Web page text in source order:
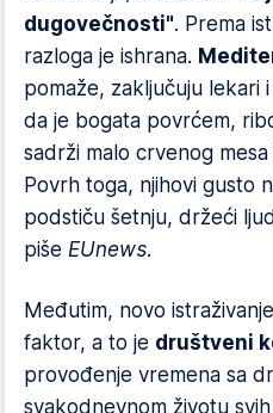
dugovečnosti". Prema
razloga je ishrana.
pomaže, zaključuju lekari
da je bogata povrćem,
sadrži malo crvenog
Povrh toga, njihovi gusto
podstiču šetnju, držeći
piše EUnews.
Međutim, novo
faktor, a to je društveni
provođenje vremena sa
svakodnevnom životu